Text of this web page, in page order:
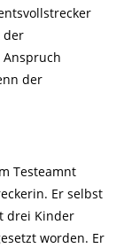
der
der
Testeamnt
Er selbst
drei Kinder
worden. Er